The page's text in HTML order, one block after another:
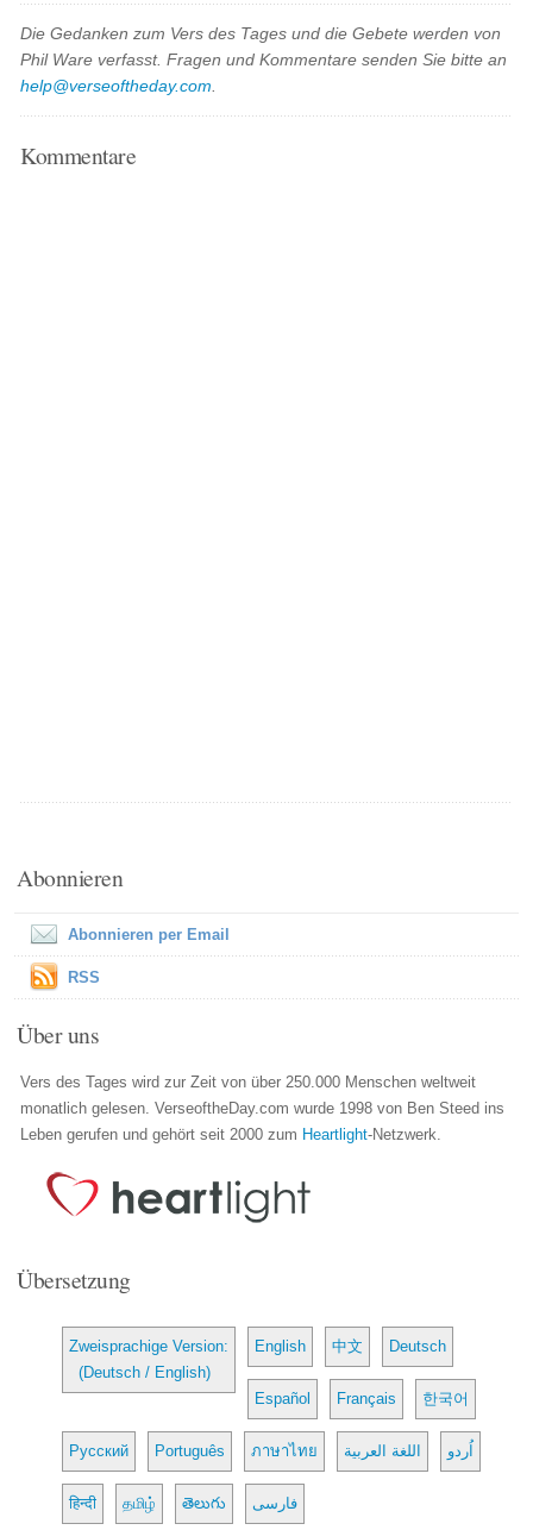
Die Gedanken zum Vers des Tages und die Gebete werden von
Phil Ware verfasst. Fragen und Kommentare senden Sie bitte an
help@verseoftheday.com
Kommentare
Abonnieren
Abonnieren per Email
RSS
Über uns
Vers des Tages wird zur Zeit von über 250.000 Menschen weltweit
monatlich gelesen. VerseoftheDay.com wurde 1998 von Ben Steed ins
Leben gerufen und gehört seit 2000 zum Heartlight-Netzwerk.
Übersetzung
Zweisprachige Version:
(Deutsch / English)
English 中文 Deutsch
Español Français 한국어
Русский Português ภาษาไทย اللغة العربية اُردو
हिन्दी தமிழ் తెలుగు فارسی